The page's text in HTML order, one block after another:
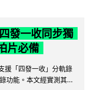
發一收同步獨
片必備
援「四發一收」分軌錄
功能。本文經實測其...